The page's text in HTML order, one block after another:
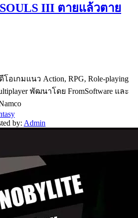
III ตายแล้วตาย
โอเกมแนว Action, RPG, Role-playing
พัฒนาโดย FromSoftware และ
by: Admin